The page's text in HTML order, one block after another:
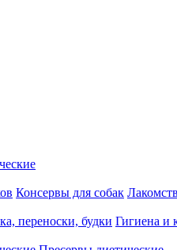
Консервы для собак
переноски, будки Гигиена и